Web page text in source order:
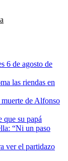
6 de agosto de
las riendas en
de Alfonso
que su papá
“Ni un paso
ver el partidazo